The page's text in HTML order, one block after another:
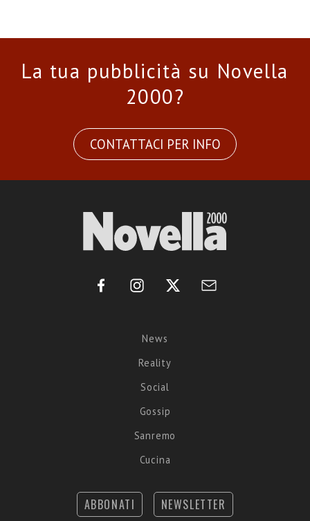
La tua pubblicità su Novella
2000?
CONTATTACI PER INFO
News
Reality
Social
Gossip
Sanremo
Cucina
ABBONATI NEWSLETTER